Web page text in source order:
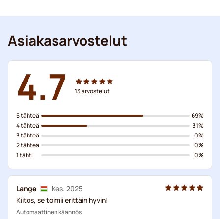
Asiakasarvostelut
4.7 13arvostelut
5 tähteä
4 tähteä
3 tähteä
2 tähteä
1 tähti
69%
31%
0%
0%
0%
Lange
Kes. 2025
Kiitos, se toimii erittäin hyvin!
Automaattinen käännös